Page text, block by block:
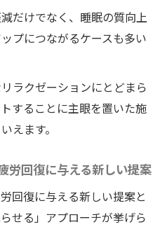
だけでなく、睡眠の質向上
プにつながるケースも多い
ラクゼーションにとどまら
することに主眼を置いた施
えます。
労回復に与える新しい提案
回復に与える新しい提案と
せる」アプローチが挙げら